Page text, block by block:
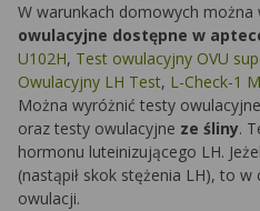
W warunkach domowych można
owulacyjne dostępne w
U102H, Test owulacyjny OVU
Owulacyjny LH Test, L-Check-1
Można wyróżnić testy
oraz testy owulacyjne ze śliny.
hormonu luteinizującego LH.
(nastąpił skok stężenia LH), to
owulacji.